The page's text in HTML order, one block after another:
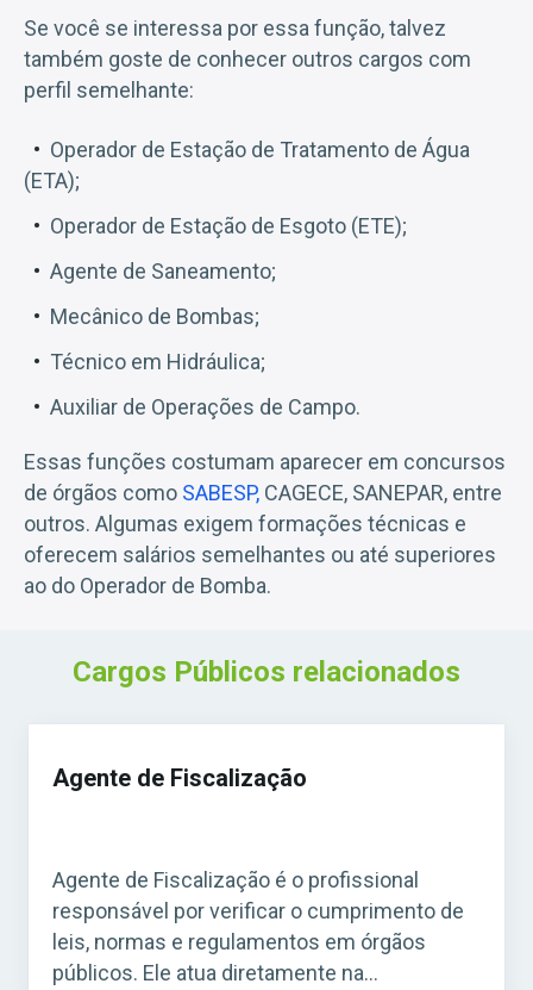
Se você se interessa por essa função, talvez
também goste de conhecer outros cargos com
perfil semelhante:
Operador de Estação de Tratamento de Água
(ETA);
Operador de Estação de Esgoto (ETE);
Agente de Saneamento;
Mecânico de Bombas;
Técnico em Hidráulica;
Auxiliar de Operações de Campo.
Essas funções costumam aparecer em concursos
de órgãos como SABESP, CAGECE, SANEPAR, entre
outros. Algumas exigem formações técnicas e
oferecem salários semelhantes ou até superiores
ao do Operador de Bomba.
Cargos Públicos relacionados
Agente de Fiscalização
Agente de Fiscalização é o profissional
responsável por verificar o cumprimento de
leis, normas e regulamentos em órgãos
públicos. Ele atua diretamente na